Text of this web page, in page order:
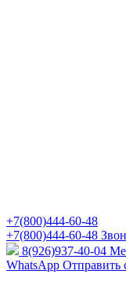
+7(800)444-60-48
+7(800)444-60-48
8(926)937-40-04
WhatsApp Отправить